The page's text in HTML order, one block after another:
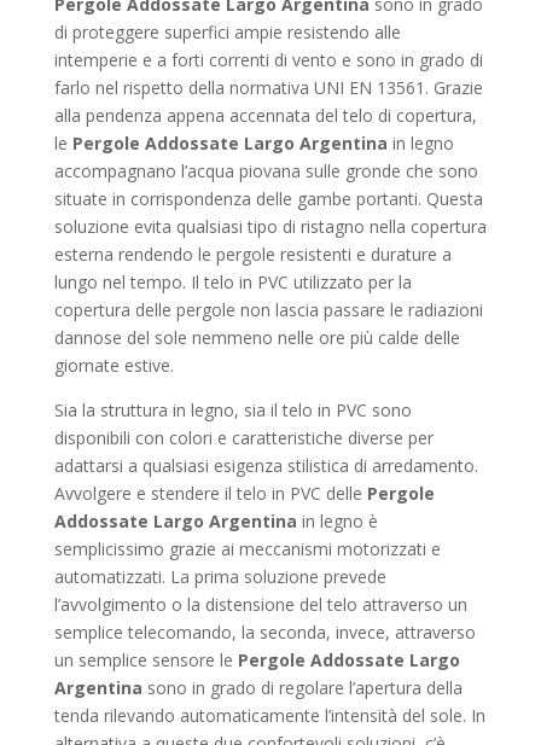
di proteggere superfici ampie resistendo alle
intemperie e a forti correnti di vento e sono in grado di
farlo nel rispetto della normativa UNI EN 13561. Grazie
alla pendenza appena accennata del telo di copertura,
le Pergole Addossate Largo Argentina in legno
accompagnano l’acqua piovana sulle gronde che sono
situate in corrispondenza delle gambe portanti. Questa
soluzione evita qualsiasi tipo di ristagno nella copertura
esterna rendendo le pergole resistenti e durature a
lungo nel tempo. Il telo in PVC utilizzato per la
copertura delle pergole non lascia passare le radiazioni
dannose del sole nemmeno nelle ore più calde delle
giornate estive.
Sia la struttura in legno, sia il telo in PVC sono
disponibili con colori e caratteristiche diverse per
adattarsi a qualsiasi esigenza stilistica di arredamento.
Avvolgere e stendere il telo in PVC delle Pergole
Addossate Largo Argentina in legno è
semplicissimo grazie ai meccanismi motorizzati e
automatizzati. La prima soluzione prevede
l’avvolgimento o la distensione del telo attraverso un
semplice telecomando, la seconda, invece, attraverso
un semplice sensore le Pergole Addossate Largo
Argentina sono in grado di regolare l’apertura della
tenda rilevando automaticamente l’intensità del sole. In